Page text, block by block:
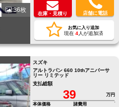
36枚
在庫・見積り 店舗に電話
お気に入り追加
現在 4人が追加済
スズキ
アルトラパン 660 10thアニバーサ
リー リミテッド
支払総額
39
万円
本体価格
諸費用